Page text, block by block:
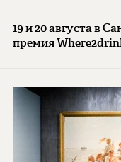
19 и 20 августа в
премия